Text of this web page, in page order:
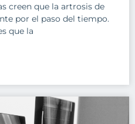
creen que la artrosis de
por el paso del tiempo.
que la